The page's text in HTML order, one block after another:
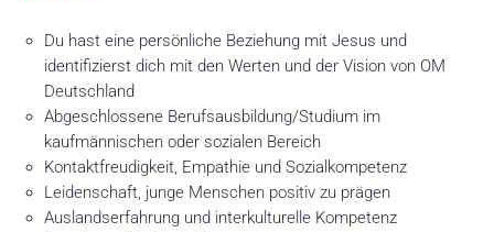
Du hast eine persönliche Beziehung mit Jesus und
identifizierst dich mit den Werten und der Vision von OM
Deutschland
Abgeschlossene Berufsausbildung/Studium im
kaufmännischen oder sozialen Bereich
Kontaktfreudigkeit, Empathie und Sozialkompetenz
Leidenschaft, junge Menschen positiv zu prägen
Auslandserfahrung und interkulturelle Kompetenz